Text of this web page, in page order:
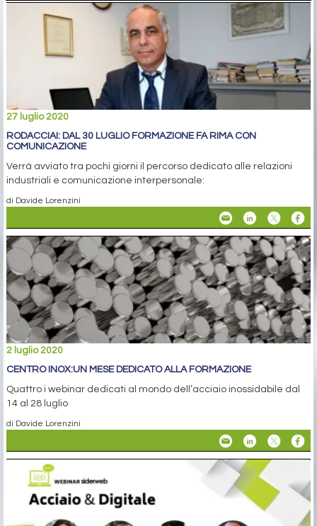
27 luglio 2020
RODACCIAI: DAL 30 LUGLIO FORMAZIONE FA RIMA CON
COMUNICAZIONE
Verrà avviato tra pochi giorni il percorso dedicato alle relazioni
industriali e comunicazione interpersonale:
di Davide Lorenzini
2 luglio 2020
CENTRO INOX:UN MESE DEDICATO ALLA FORMAZIONE
Quattro i webinar dedicati al mondo dell’acciaio inossidabile dal
14 al 28 luglio
di Davide Lorenzini